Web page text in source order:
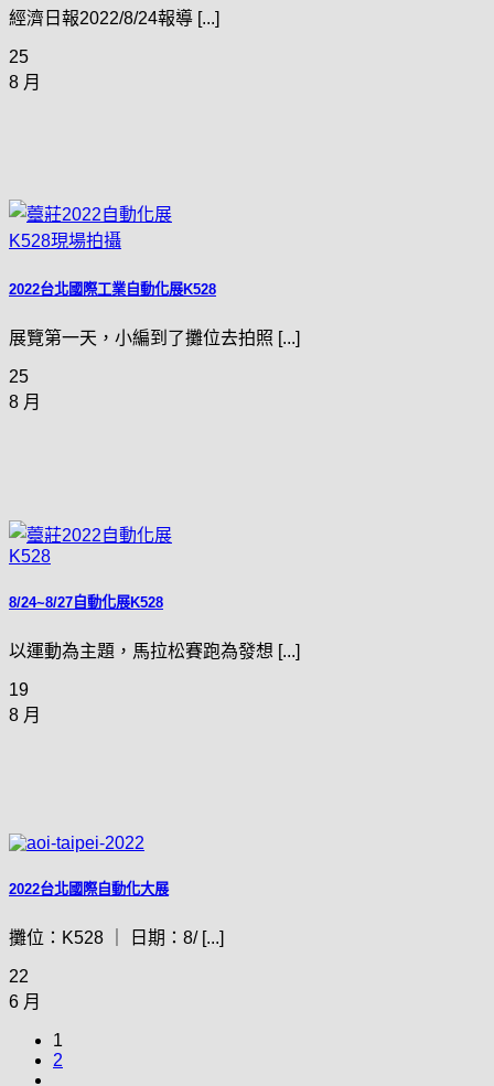
經濟日報2022/8/24報導 [...]
25
8 月
2022台北國際工業自動化展K528
展覽第一天，小編到了攤位去拍照 [...]
25
8 月
8/24~8/27自動化展K528
以運動為主題，馬拉松賽跑為發想 [...]
19
8 月
2022台北國際自動化大展
攤位：K528 ｜ 日期：8/ [...]
22
6 月
1
2